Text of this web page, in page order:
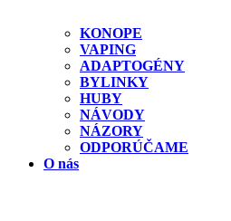
KONOPE
VAPING
ADAPTOGÉNY
BYLINKY
HUBY
NÁVODY
NÁZORY
ODPORÚČAME
O nás